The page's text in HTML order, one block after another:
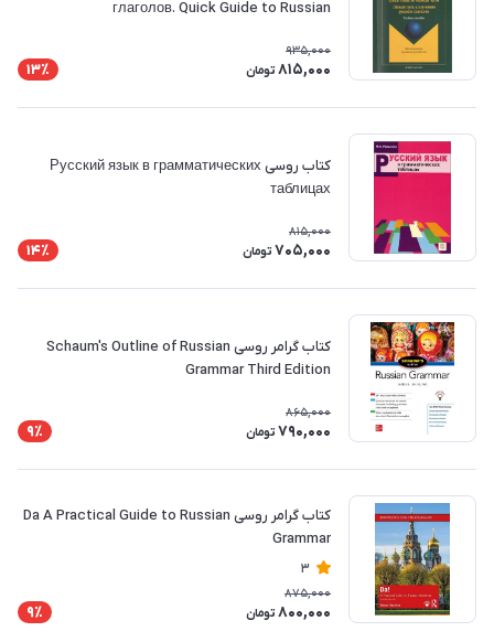
глаголов. Quick Guide to Russian
935,000
815,000 تومان 13٪
کتاب روسی Русский язык в грамматических
таблицах
815,000
705,000 تومان 14٪
کتاب گرامر روسی Schaum's Outline of Russian
Grammar Third Edition
865,000
790,000 تومان 9٪
کتاب گرامر روسی Da A Practical Guide to Russian
Grammar
3
875,000
800,000 تومان 9٪